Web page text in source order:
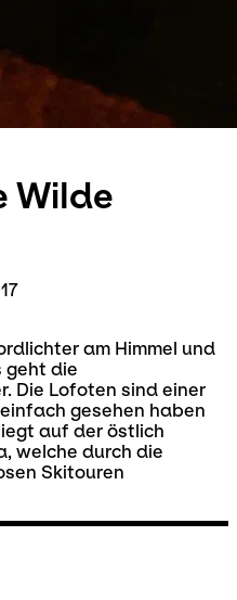
Wilde
am Himmel und
geht die
Die Lofoten sind einer
gesehen haben
auf der östlich
welche durch die
Skitouren